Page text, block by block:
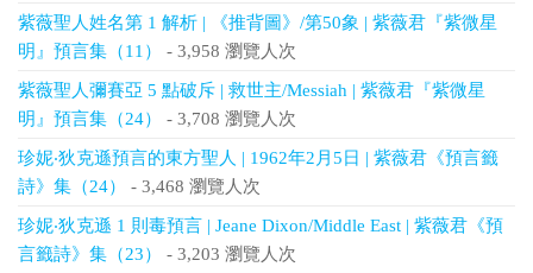
紫薇聖人姓名第 1 解析 | 《推背圖》/第50象 | 紫薇君『紫微星
明』預言集（11）
- 3,958 瀏覽人次
紫薇聖人彌賽亞 5 點破斥 | 救世主/Messiah | 紫薇君『紫微星
明』預言集（24）
- 3,708 瀏覽人次
珍妮‧狄克遜預言的東方聖人 | 1962年2月5日 | 紫薇君《預言籤
詩》集（24）
- 3,468 瀏覽人次
珍妮‧狄克遜 1 則毒預言 | Jeane Dixon/Middle East | 紫薇君《預
言籤詩》集（23）
- 3,203 瀏覽人次